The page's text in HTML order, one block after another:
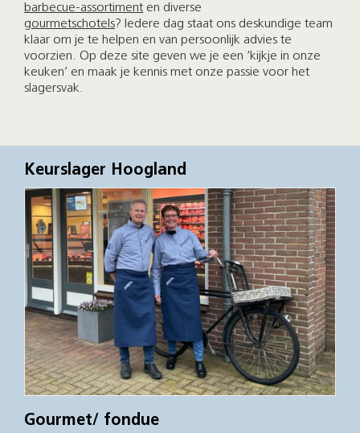
barbecue-assortiment en diverse
gourmetschotels? Iedere dag staat ons deskundige team
klaar om je te helpen en van persoonlijk advies te
voorzien. Op deze site geven we je een ‘kijkje in onze
keuken’ en maak je kennis met onze passie voor het
slagersvak.
Keurslager Hoogland
Gourmet/ fondue